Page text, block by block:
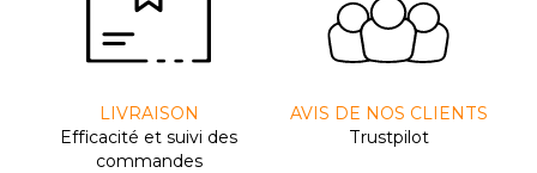
LIVRAISON
Efﬁcacité et suivi des
commandes
AVIS DE NOS CLIENTS
Trustpilot